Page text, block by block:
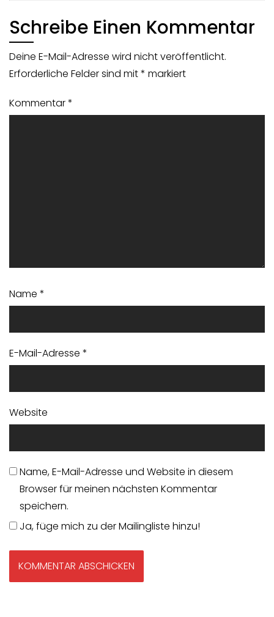
Schreibe Einen Kommentar
Deine E-Mail-Adresse wird nicht veröffentlicht.
Erforderliche Felder sind mit* markiert
Kommentar*
Name *
E-Mail-Adresse *
Website
Name, E-Mail-Adresse und Website in diesem
Browser für meinen nächsten Kommentar
speichern.
Ja, füge mich zu der Mailingliste hinzu!